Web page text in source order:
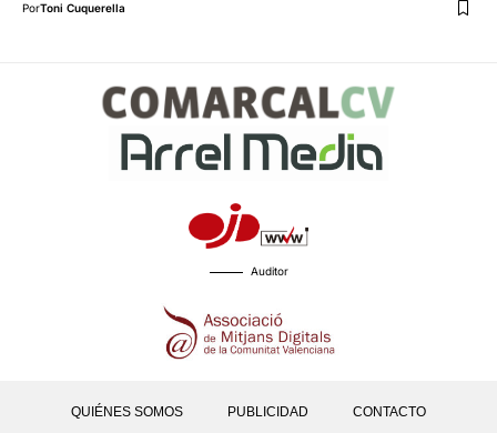
PorToni Cuquerella
Auditor
QUIÉNES SOMOS PUBLICIDAD CONTACTO